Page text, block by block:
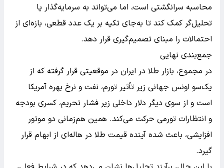
محاسبه سرانگشتی است، اما می‌تواند به سرمایه‌گذار یا
تحلیل‌گر کمک کند تا به‌جای تکیه بر یک عدد قطعی، بازه‌ای از
احتمالات را مبنای تصمیم‌گیری قرار دهد.
جمع‌بندی نهایی
در مجموع، بازار طلا در ایران در موقعیتی قرار گرفته که از
یک‌سو اونس جهانی زیر تأثیر تورم، نفت و نرخ بهره آمریکا
است و از سوی دیگر دلار داخلی زیر فشار تحریم، کسری بودجه
و انتظارات تورمی حرکت می‌کند. همین هم‌زمانی دو موتور
افزایشی، باعث شده آینده قیمت طلا در هاله‌ای از ابهام قرار
گیرد.